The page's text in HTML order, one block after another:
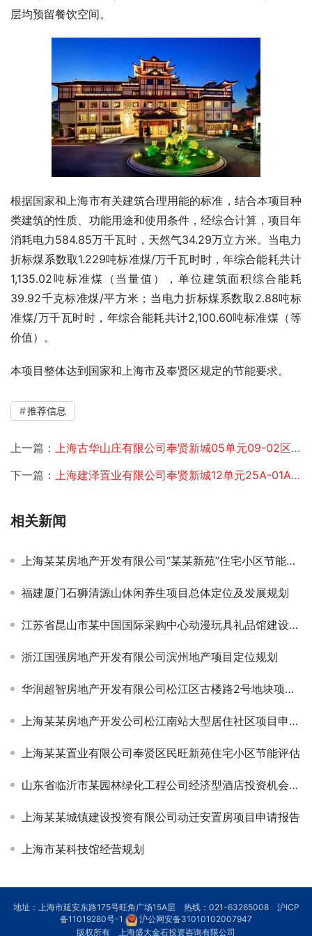
层均预留餐饮空间。
根据国家和上海市有关建筑合理用能的标准，结合本项目种
类建筑的性质、功能用途和使用条件，经综合计算，项目年
消耗电力584.85万千瓦时，天然气34.29万立方米。当电力
折标煤系数取1.229吨标准煤/万千瓦时时，年综合能耗共计
1,135.02吨标准煤（当量值），单位建筑面积综合能耗
39.92千克标准煤/平方米；当电力折标煤系数取2.88吨标
准煤/万千瓦时时，年综合能耗共计2,100.60吨标准煤（等
价值）。
本项目整体达到国家和上海市及奉贤区规定的节能要求。
推荐信息
上一篇： 上海古华山庄有限公司奉贤新城05单元09-02区域地块节能报告
下一篇： 上海建泽置业有限公司奉贤新城12单元25A-01A保障性租赁住房项目可研
相关新闻
上海某某房地产开发有限公司“某某新苑”住宅小区节能评估
福建厦门石狮清源山休闲养生项目总体定位及发展规划
江苏省昆山市某中国国际采购中心动漫玩具礼品馆建设方案咨询
浙江国强房地产开发有限公司滨州地产项目定位规划
华润超智房地产开发有限公司松江区古楼路2号地块项目二期可研
上海某某房地产开发公司松江南站大型居住社区项目申请及节能评估报告
上海某某置业有限公司奉贤区民旺新苑住宅小区节能评估
山东省临沂市某园林绿化工程公司经济型酒店投资机会研究
上海某某城镇建设投资有限公司动迁安置房项目申请报告
上海市某科技馆经营规划
地址：上海市延安东路175号旺角广场15A层 热线：021-63265008 沪ICP
备11019280号-1
沪公网安备31010102007947
版权所有 上海盛大金石投资咨询有限公司